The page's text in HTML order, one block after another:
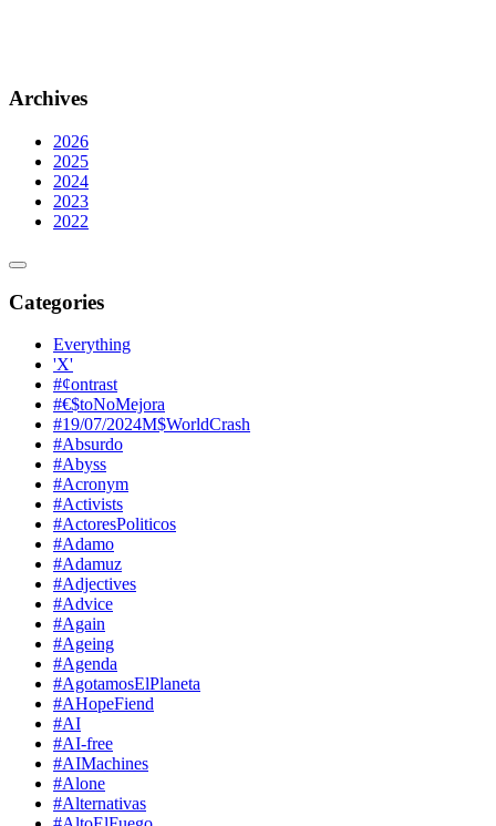
Archives
2026
2025
2024
2023
2022
Categories
Everything
'X'
#¢ontrast
#€$toNoMejora
#19/07/2024M$WorldCrash
#Absurdo
#Abyss
#Acronym
#Activists
#ActoresPoliticos
#Adamo
#Adamuz
#Adjectives
#Advice
#Again
#Ageing
#Agenda
#AgotamosElPlaneta
#AHopeFiend
#AI
#AI-free
#AIMachines
#Alone
#Alternativas